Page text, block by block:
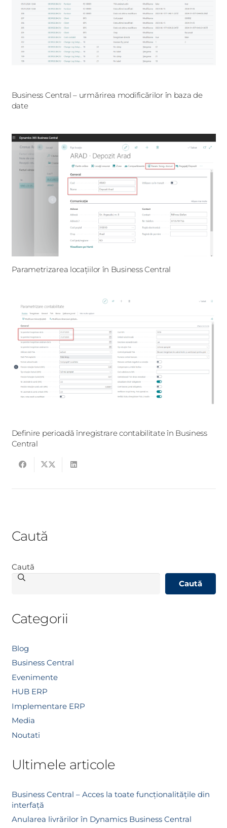
Business Central – urmărirea modificărilor în baza de
date
Parametrizarea locațiilor în Business Central
Definire perioadă înregistrare contabilitate în Business
Central
Caută
Caută
Caută
Categorii
Blog
Business Central
Evenimente
HUB ERP
Implementare ERP
Media
Noutati
Ultimele articole
Business Central – Acces la toate funcționalitățile din
interfață
Anularea livrărilor în Dynamics Business Central